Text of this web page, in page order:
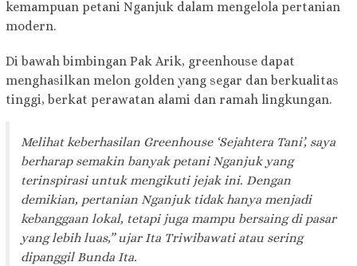
kemampuan petani Nganjuk dalam mengelola pertanian
modern.
Di bawah bimbingan Pak Arik, greenhouse dapat
menghasilkan melon golden yang segar dan berkualitas
tinggi, berkat perawatan alami dan ramah lingkungan.
Melihat keberhasilan Greenhouse ‘Sejahtera Tani’, saya
berharap semakin banyak petani Nganjuk yang
terinspirasi untuk mengikuti jejak ini. Dengan
demikian, pertanian Nganjuk tidak hanya menjadi
kebanggaan lokal, tetapi juga mampu bersaing di pasar
yang lebih luas,” ujar Ita Triwibawati atau sering
dipanggil Bunda Ita.